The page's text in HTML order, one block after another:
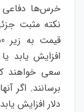
نکته مثبت
افزایش یابد
دلار افزایش